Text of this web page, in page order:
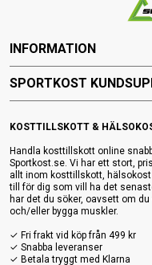
KOSTTILLSKOTT &
Handla kosttillskott online
Sportkost.se. Vi har ett stort,
allt inom kosttillskott,
till för dig som vill ha det
har det du söker, oavsett om
och/eller bygga muskler.
✓ Fri frakt vid köp från 499 kr
✓ Snabba leveranser
✓ Betala tryggt med Klarna
INFORMATION
SPORTKOST